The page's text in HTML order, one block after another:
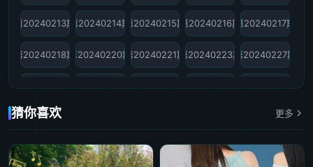
第20240213期 第20240214期 第20240215期 第20240216期 第20240217期
第20240218期第20240220期第20240221期第20240223期第20240227期
第20240306期 第20240310期
第20240311期第20240312期第20240313期 第20240314期第20240315期
猜你喜欢 更多